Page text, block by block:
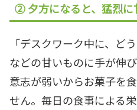
② 夕方になると、猛烈に
「デスクワーク中に、ど
などの甘いものに手が伸び
意志が弱いからお菓子を
せん。毎日の食事による